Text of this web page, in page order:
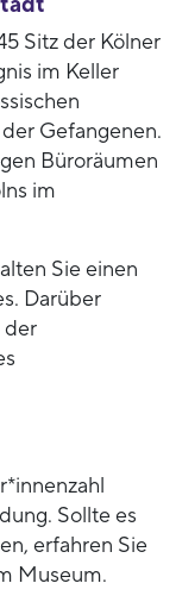
Sitz der Kölner
im Keller
Gefangenen.
Büroräumen
im
Sie einen
Darüber
der
Sollte es
erfahren Sie
Museum.